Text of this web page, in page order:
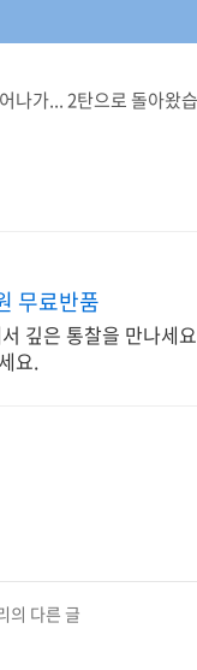
나가... 2탄으로 돌아왔
무료반품
깊은 통찰을 만나세
요.
의 다른 글